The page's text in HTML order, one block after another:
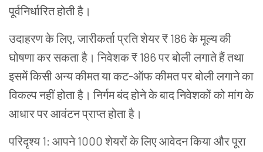
पूर्वनिर्धारितहोतीहै।
उदाहरणकेलिए,जारीकर्ताप्रतिशेयर₹ 186केमूल्यकी
घोषणाकरसकताहै। निवेशक₹ 186परबोलीलगातेहैंतथा
इसमेंकिसीअन्यकीमतयाकट-ऑफकीमतपरबोलीलगानेका
विकल्पनहींहोताहै। निर्गमबंदहोनेकेबादनिवेशकोंकोमांगके
आधारपरआवंटनप्राप्तहोताहै।
परिदृश्य1: आपने1000शेयरोंकेलिएआवेदनकियाऔरपूरा